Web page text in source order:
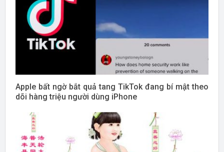
Apple bất ngờ bắt quả tang TikTok đang bí mật theo
dõi hàng triệu người dùng iPhone